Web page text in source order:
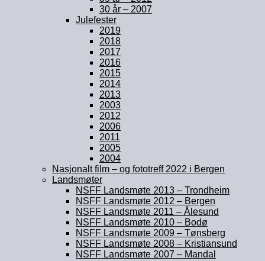
30 år – 2007
Julefester
2019
2018
2017
2016
2015
2014
2013
2003
2012
2006
2011
2005
2004
Nasjonalt film – og fototreff 2022 i Bergen
Landsmøter
NSFF Landsmøte 2013 – Trondheim
NSFF Landsmøte 2012 – Bergen
NSFF Landsmøte 2011 – Ålesund
NSFF Landsmøte 2010 – Bodø
NSFF Landsmøte 2009 – Tønsberg
NSFF Landsmøte 2008 – Kristiansund
NSFF Landsmøte 2007 – Mandal